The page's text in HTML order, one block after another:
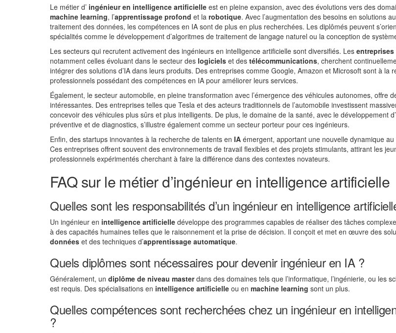
Le métier d’ ingénieur en intelligence artificielle est en pleine expansion, avec des évolutions vers des
machine learning, l’apprentissage profond et la robotique. Avec l’augmentation des besoins en solutions
traitement des données, les compétences en IA sont de plus en plus recherchées. Les diplômés peuvent
spécialités comme le développement d’algo­ritmes de traitement de langage naturel ou la conception de
Les secteurs qui recrutent activement des ingénieurs en intelligence artificielle sont diversifiés. Les
notamment celles évoluant dans le secteur des logiciels et des télécommunications, cherchent
intégrer des solutions d’IA dans leurs produits. Des entreprises comme Google, Amazon et Microsoft sont à la
professionnels possédant des compétences en IA pour améliorer leurs services.
Également, le secteur automobile, en pleine transformation avec l’émergence des véhicules autonomes, offre
intéressantes. Des entreprises telles que Tesla et des acteurs traditionnels de l’automobile investissent
concevoir des véhicules plus sûrs et plus intelligents. De plus, le domaine de la santé, avec le développement
préventive et de diagnostics, s’illustre également comme un secteur porteur pour ces ingénieurs.
Enfin, des startups innovantes à la recherche de talents en IA émergent, apportant une nouvelle dynamique au
Ces entreprises offrent souvent des environnements de travail flexibles et des projets stimulants, attirant les
professionnels expérimentés cherchant à faire la différence dans des contextes novateurs.
FAQ sur le métier d’ingénieur en intelligence artificielle
Quelles sont les responsabilités d’un ingénieur en intelligence
Un ingénieur en intelligence artificielle développe des programmes capables de réaliser des tâches
à des capacités humaines telles que le raisonnement et la prise de décision. Il conçoit et met en œuvre des
données et des techniques d’apprentissage automatique.
Quels diplômes sont nécessaires pour devenir ingénieur en IA ?
Généralement, un diplôme de niveau masterdans des domaines tels que l’informatique, l’ingénierie, ou les
est requis. Des spécialisations en intelligence artificielle ou en machine learning sont un plus.
Quelles compétences sont recherchées chez un ingénieur en
?